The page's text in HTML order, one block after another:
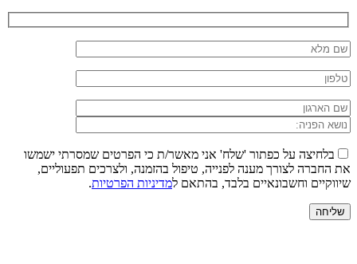
בלחיצה על כפתור 'שלח' אני מאשר/ת כי הפרטים שמסרתי ישמשו
את החברה לצורך מענה לפנייה, טיפול בהזמנה, ולצרכים תפעוליים,
שיווקיים וחשבונאיים בלבד, בהתאם למדיניות הפרטיות.
שליחה